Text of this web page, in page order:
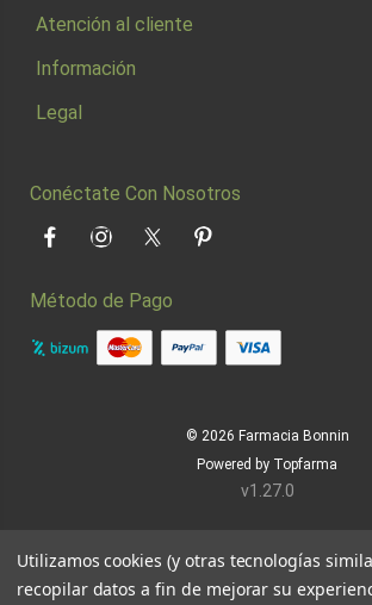
Atención al cliente
Información
Legal
Conéctate Con Nosotros
FacebookInstagramTwitter Pinterest
Método de Pago
© 2026 Farmacia Bonnin
Powered by Topfarma
v1.27.0
Utilizamos cookies (y otras tecnologías
recopilar datos a fin de mejorar su